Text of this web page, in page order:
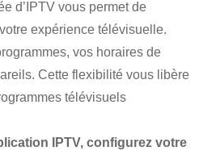
d’IPTV vous permet de
expérience télévisuelle.
vos horaires de
Cette flexibilité vous libère
télévisuels
IPTV, configurez votre